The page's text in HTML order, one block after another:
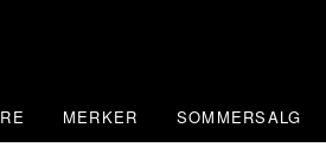
MERKER SOMMERSALG